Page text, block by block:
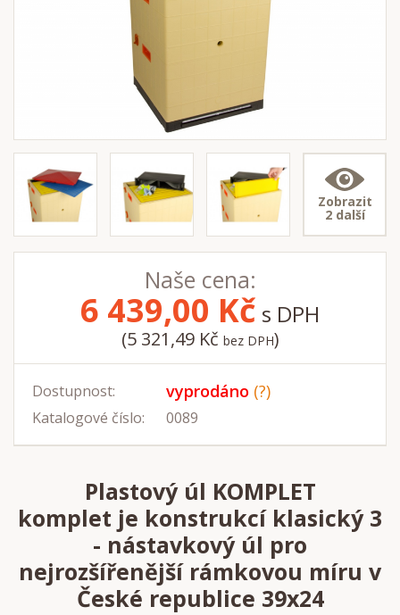
Zobrazit
2 další
Naše cena:
6 439,00 Kč s DPH
(5 321,49 Kč bez DPH)
Dostupnost: vyprodáno (?)
Katalogové číslo: 0089
Plastový úl KOMPLET
komplet je konstrukcí klasický 3
- nástavkový úl pro
nejrozšířenější rámkovou míru v
České republice 39x24